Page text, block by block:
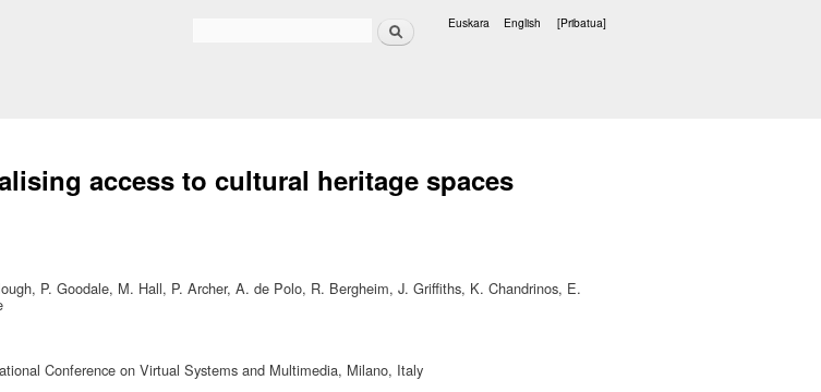
Bilatu Euskara English [Pribatua]
access to cultural heritage spaces
P. Goodale, M. Hall, P. Archer, A. de Polo, R. Bergheim, J. Griffiths, K. Chandrinos, E.
Conference on Virtual Systems and Multimedia, Milano, Italy